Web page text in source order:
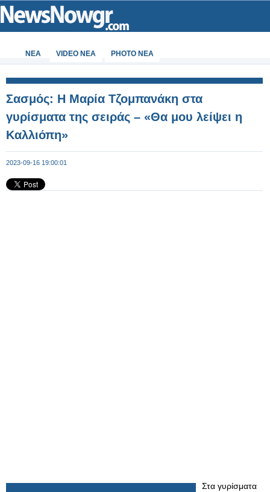
ΝΕΑ VIDEO NEA PHOTO NEA
Σασμός: Η Μαρία Τζομπανάκη στα
γυρίσματα της σειράς – «Θα μου λείψει η
Καλλιόπη»
2023-09-16 19:00:01
Στα γυρίσματα